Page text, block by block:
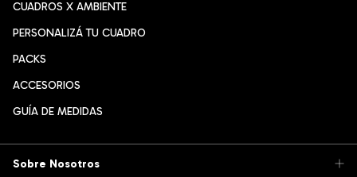
CUADROS X AMBIENTE
PERSONALIZÁ TU CUADRO
PACKS
ACCESORIOS
GUÍA DE MEDIDAS
Sobre Nosotros